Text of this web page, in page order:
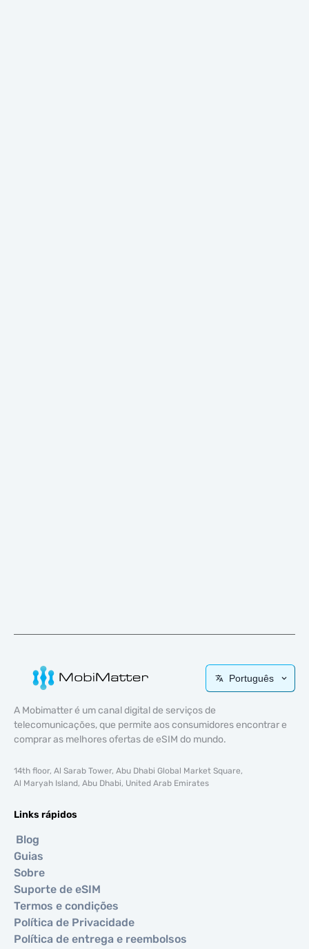
Português
A Mobimatter é um canal digital de serviços de
telecomunicações, que permite aos consumidores encontrar e
comprar as melhores ofertas de eSIM do mundo.
14th floor, Al Sarab Tower, Abu Dhabi Global Market Square,
Al Maryah Island, Abu Dhabi, United Arab Emirates
Links rápidos
Blog
Guias
Sobre
Suporte de eSIM
Termos e condições
Política de Privacidade
Política de entrega e reembolsos